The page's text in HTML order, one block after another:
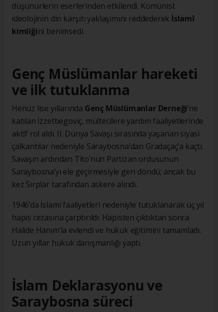
düşünürlerin eserlerinden etkilendi. Komünist
ideolojinin din karşıtı yaklaşımını reddederek İslamî
kimliğini benimsedi.
Genç Müslümanlar hareketi
ve ilk tutuklanma
Henüz lise yıllarında Genç Müslümanlar Derneği’ne
katılan İzzetbegoviç, mültecilere yardım faaliyetlerinde
aktif rol aldı. II. Dünya Savaşı sırasında yaşanan siyasi
çalkantılar nedeniyle Saraybosna’dan Gradaçaç’a kaçtı.
Savaşın ardından Tito’nun Partizan ordusunun
Saraybosna’yı ele geçirmesiyle geri döndü; ancak bu
kez Sırplar tarafından askere alındı.
1946’da İslami faaliyetleri nedeniyle tutuklanarak üç yıl
hapis cezasına çarptırıldı. Hapisten çıktıktan sonra
Halide Hanım’la evlendi ve hukuk eğitimini tamamladı.
Uzun yıllar hukuk danışmanlığı yaptı.
İslam Deklarasyonu ve
Saraybosna süreci